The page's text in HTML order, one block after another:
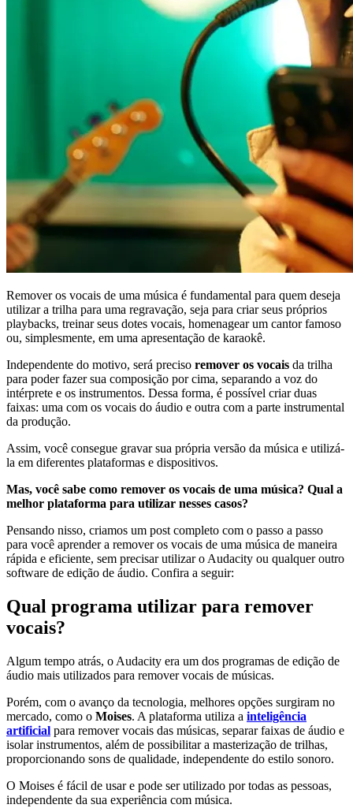
Remover os vocais de uma música é fundamental para quem deseja
utilizar a trilha para uma regravação, seja para criar seus próprios
playbacks, treinar seus dotes vocais, homenagear um cantor famoso
ou, simplesmente, em uma apresentação de karaokê.
Independente do motivo, será preciso remover os vocais da trilha
para poder fazer sua composição por cima, separando a voz do
intérprete e os instrumentos. Dessa forma, é possível criar duas
faixas: uma com os vocais do áudio e outra com a parte instrumental
da produção.
Assim, você consegue gravar sua própria versão da música e utilizá-
la em diferentes plataformas e dispositivos.
Mas, você sabe como remover os vocais de uma música? Qual a
melhor plataforma para utilizar nesses casos?
Pensando nisso, criamos um post completo com o passo a passo
para você aprender a remover os vocais de uma música de maneira
rápida e eficiente, sem precisar utilizar o Audacity ou qualquer outro
software de edição de áudio. Confira a seguir:
Qual programa utilizar para remover
vocais?
Algum tempo atrás, o Audacity era um dos programas de edição de
áudio mais utilizados para remover vocais de músicas.
Porém, com o avanço da tecnologia, melhores opções surgiram no
mercado, como o Moises. A plataforma utiliza a inteligência
artificial para remover vocais das músicas, separar faixas de áudio e
isolar instrumentos, além de possibilitar a masterização de trilhas,
proporcionando sons de qualidade, independente do estilo sonoro.
O Moises é fácil de usar e pode ser utilizado por todas as pessoas,
independente da sua experiência com música.